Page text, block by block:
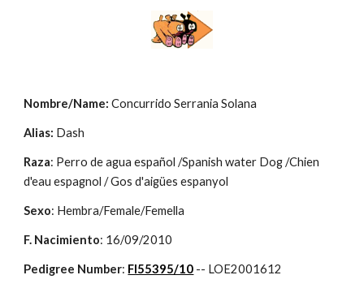
Nombre/Name: Concurrido Serrania Solana
Alias: Dash
Raza: Perro de agua español /Spanish water Dog /Chien
d'eau espagnol / Gos d'aigües espanyol
Sexo: Hembra/Female/Femella
F. Nacimiento: 16/09/2010
Pedigree Number: FI55395/10 -- LOE2001612